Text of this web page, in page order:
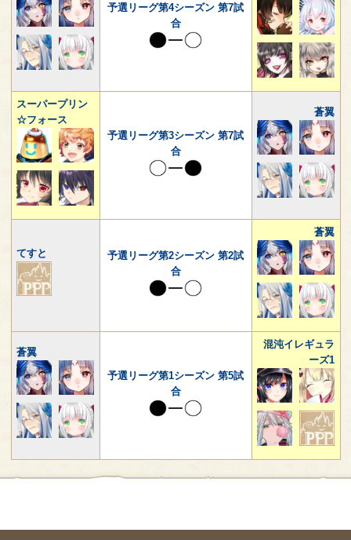
予選リーグ第4シーズン 第7試
合
スーパープリン
☆フォース
予選リーグ第3シーズン 第7試
合
蒼翼
てすと
予選リーグ第2シーズン 第2試
合
蒼翼
蒼翼
予選リーグ第1シーズン 第5試
合
混沌イレギュラ
ーズ1